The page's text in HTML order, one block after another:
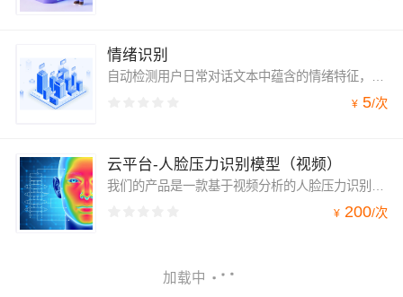
情绪识别
¥ 5/次
云平台-人脸压力识别模型（视频）
¥ 200/次
加载中